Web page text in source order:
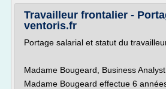
Travailleur frontalier -
ventoris.fr
Portage salarial et statut du
Madame Bougeard, Business
Madame Bougeard effectue 6